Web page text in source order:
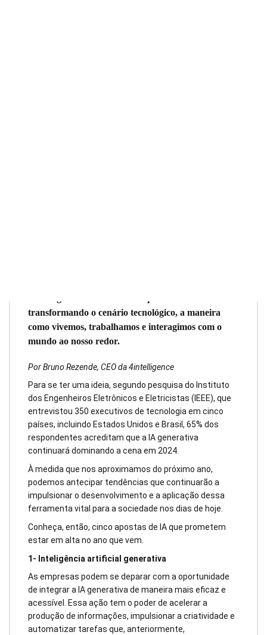
transformando o cenário tecnológico, a maneira
como vivemos, trabalhamos e interagimos com o
mundo ao nosso redor.
Por Bruno Rezende, CEO da 4intelligence
Para se ter uma ideia, segundo pesquisa do Instituto
dos Engenheiros Eletrônicos e Eletricistas (IEEE), que
entrevistou 350 executivos de tecnologia em cinco
países, incluindo Estados Unidos e Brasil, 65% dos
respondentes acreditam que a IA generativa
continuará dominando a cena em 2024.
À medida que nos aproximamos do próximo ano,
podemos antecipar tendências que continuarão a
impulsionar o desenvolvimento e a aplicação dessa
ferramenta vital para a sociedade nos dias de hoje.
Conheça, então, cinco apostas de IA que prometem
estar em alta no ano que vem.
1- Inteligência artificial generativa
As empresas podem se deparar com a oportunidade
de integrar a IA generativa de maneira mais eficaz e
acessível. Essa ação tem o poder de acelerar a
produção de informações, impulsionar a criatividade e
automatizar tarefas que, anteriormente,